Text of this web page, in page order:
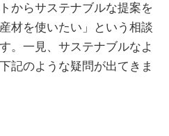
からサステナブルな提案を
材を使いたい」という相談
。一見、サステナブルなよ
記のような疑問が出てきま